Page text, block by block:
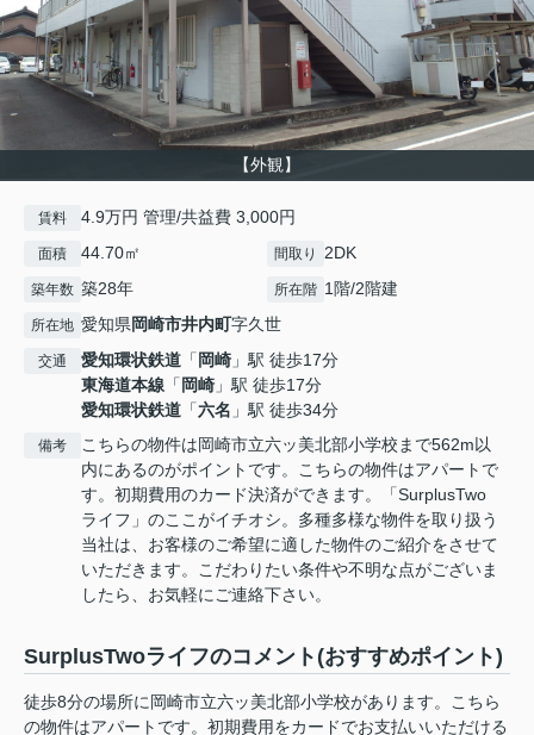
【外観】
賃料 4.9万円 管理/共益費 3,000円
面積 44.70㎡ 間取り 2DK
築年数 築28年 所在階 1階/2階建
所在地 愛知県岡崎市井内町字久世
交通 愛知環状鉄道 「 岡崎 」駅 徒歩17分
東海道本線 「 岡崎 」駅 徒歩17分
愛知環状鉄道 「六名 」駅 徒歩34分
備考
こちらの物件は岡崎市立六ッ美北部小学校まで562m以
内にあるのがポイントです。こちらの物件はアパートで
す。初期費用のカード決済ができます。「SurplusTwo
ライフ」のここがイチオシ。多種多様な物件を取り扱う
当社は、お客様のご希望に適した物件のご紹介をさせて
いただきます。こだわりたい条件や不明な点がございま
したら、お気軽にご連絡下さい。
SurplusTwoライフのコメント(おすすめポイント)
徒歩8分の場所に岡崎市立六ッ美北部小学校があります。こちら
の物件はアパートです。初期費用をカードでお支払いいただける